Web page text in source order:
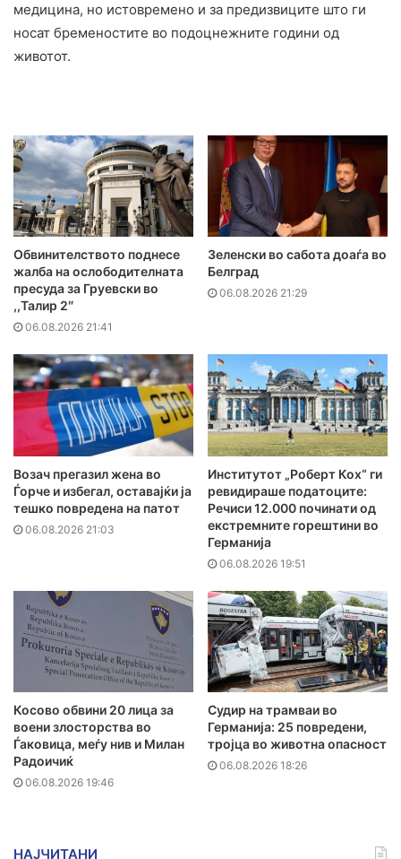
медицина, но истовремено и за предизвиците што ги
носат бременостите во подоцнежните години од
животот.
Обвинителството поднесе
жалба на ослободителната
пресуда за Груевски во
,,Талир 2″
06.08.2026 21:41
Зеленски во сабота доаѓа во
Белград
06.08.2026 21:29
Возач прегазил жена во
Ѓорче и избегал, оставајќи ја
тешко повредена на патот
06.08.2026 21:03
Институтот „Роберт Кох“ ги
ревидираше податоците:
Речиси 12.000 починати од
екстремните горештини во
Германија
06.08.2026 19:51
Косово обвини 20 лица за
воени злосторства во
Ѓаковица, меѓу нив и Милан
Радоичиќ
06.08.2026 19:46
Судир на трамваи во
Германија: 25 повредени,
тројца во животна опасност
06.08.2026 18:26
НАЈЧИТАНИ